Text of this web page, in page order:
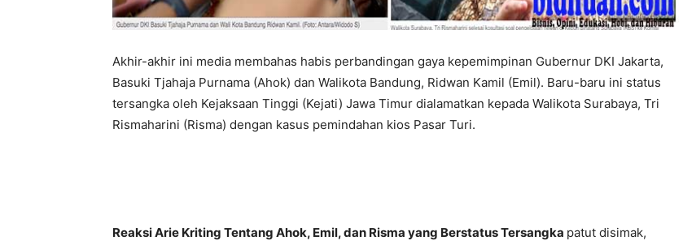
Akhir-akhir ini media membahas habis perbandingan gaya kepemimpinan Gubernur DKI Jakarta,
Basuki Tjahaja Purnama (Ahok) dan Walikota Bandung, Ridwan Kamil (Emil). Baru-baru ini status
tersangka oleh Kejaksaan Tinggi (Kejati) Jawa Timur dialamatkan kepada Walikota Surabaya, Tri
Rismaharini (Risma) dengan kasus pemindahan kios Pasar Turi.
Reaksi Arie Kriting Tentang Ahok, Emil, dan Risma yang Berstatus Tersangka patut disimak,